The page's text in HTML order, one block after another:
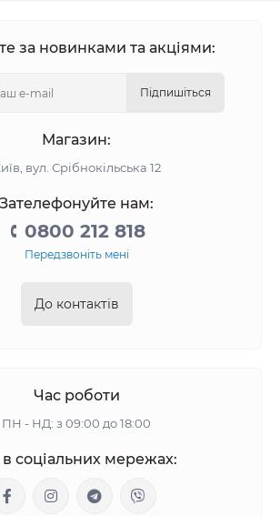
за новинками та акціями:
Підпишіться
Магазин:
вул. Срібнокільська 12
Зателефонуйте нам:
0800 212 818
Передзвоніть мені
До контактів
Час роботи
ПН - НД: з 09:00 до 18:00
соціальних мережах: